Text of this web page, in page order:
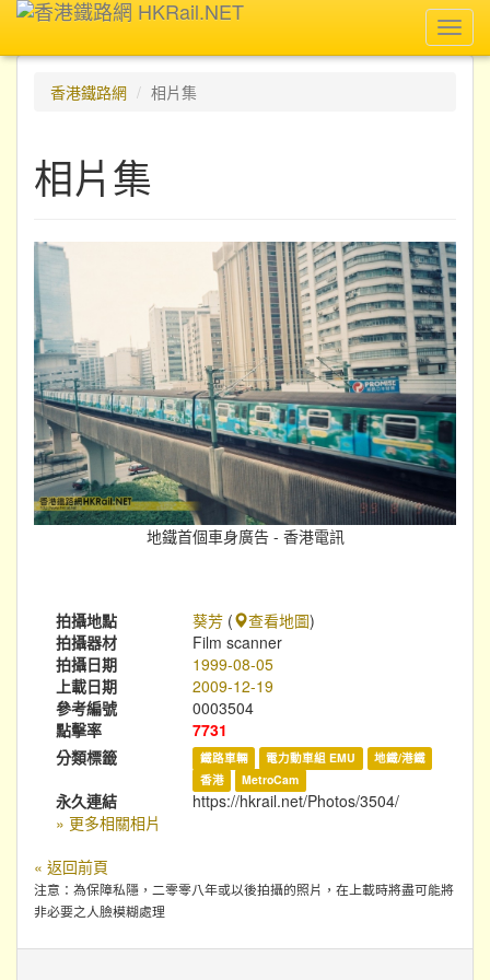
香港鐵路網
相片集
相片集
地鐵首個車身廣告 - 香港電訊
拍攝地點 葵芳 ( 查看地圖)
拍攝器材
Film scanner
拍攝日期
1999-08-05
上載日期
2009-12-19
參考編號
0003504
點擊率
7731
分類標籤
鐵路車輛 電力動車組 EMU
地鐵/港鐵
香港
MetroCam
永久連結
https://hkrail.net/Photos/3504/
» 更多相關相片
« 返回前頁
注意：為保障私隱，二零零八年或以後拍攝的照片，在上載時將盡可能將
非必要之人臉模糊處理